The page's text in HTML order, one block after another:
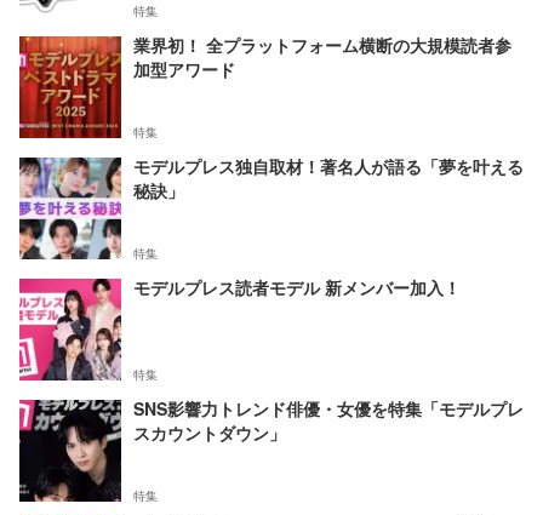
特集
業界初！ 全プラットフォーム横断の大規模読者参
加型アワード
特集
モデルプレス独自取材！著名人が語る「夢を叶える
秘訣」
特集
モデルプレス読者モデル 新メンバー加入！
特集
SNS影響力トレンド俳優・女優を特集「モデルプレ
スカウントダウン」
特集